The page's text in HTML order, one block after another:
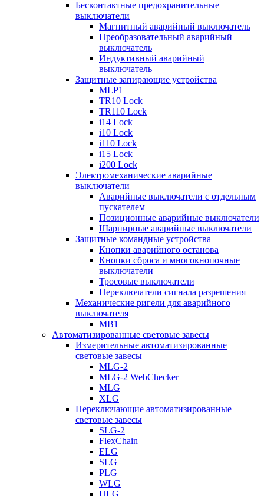
Бесконтактные предохранительные
выключатели
Магнитный аварийный выключатель
Преобразовательный аварийный
выключатель
Индуктивный аварийный
выключатель
Защитные запирающие устройства
MLP1
TR10 Lock
TR110 Lock
i14 Lock
i10 Lock
i110 Lock
i15 Lock
i200 Lock
Электромеханические аварийные
выключатели
Аварийные выключатели с отдельным
пускателем
Позиционные аварийные выключатели
Шарнирные аварийные выключатели
Защитные командные устройства
Кнопки аварийного останова
Кнопки сброса и многокнопочные
выключатели
Тросовые выключатели
Переключатели сигнала разрешения
Механические ригели для аварийного
выключателя
MB1
Автоматизированные световые завесы
Измерительные автоматизированные
световые завесы
MLG-2
MLG-2 WebChecker
MLG
XLG
Переключающие автоматизированные
световые завесы
SLG-2
FlexChain
ELG
SLG
PLG
WLG
HLG